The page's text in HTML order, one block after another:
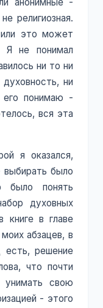
религиозная.
это может
Я не понимал
ни то ни
ни
понимаю -
вся эта
я оказался,
было
понять
духовных
книге в главе
абзацев, в
есть, решение
что почти
унимать свою
- этого